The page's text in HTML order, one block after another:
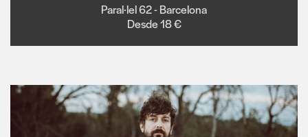
Paral·lel 62 - Barcelona
Desde 18 €